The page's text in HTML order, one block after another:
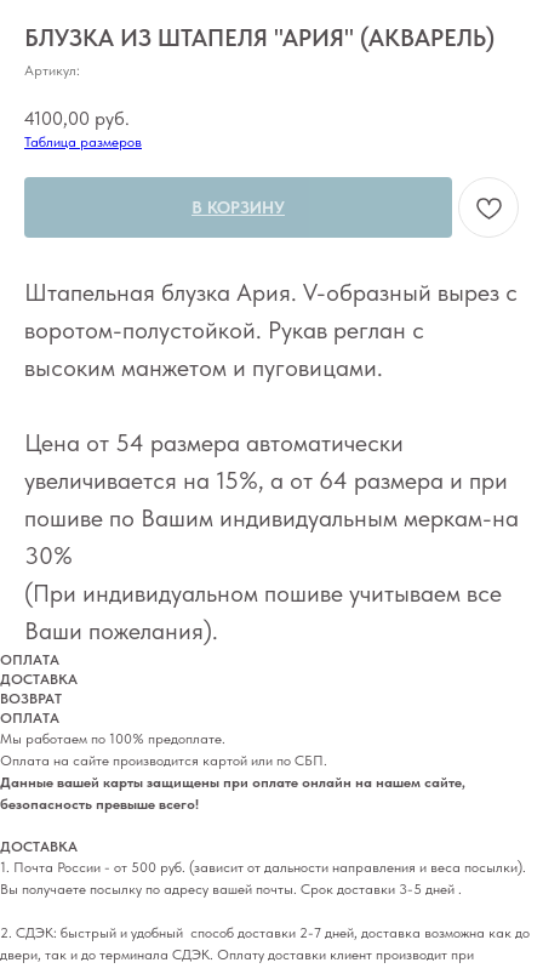
БЛУЗКА ИЗ ШТАПЕЛЯ "АРИЯ" (АКВАРЕЛЬ)
Артикул:
4100,00 руб.
Таблица размеров
В КОРЗИНУ
Штапельная блузка Ария. V-образный вырез с
воротом-полустойкой. Рукав реглан с
высоким манжетом и пуговицами.
Цена от 54 размера автоматически
увеличивается на 15%, а от 64 размера и при
пошиве по Вашим индивидуальным меркам-на
30%
(При индивидуальном пошиве учитываем все
Ваши пожелания).
ОПЛАТА
ДОСТАВКА
ВОЗВРАТ
ОПЛАТА
Мы работаем по 100% предоплате.
Оплата на сайте производится картой или по СБП.
Данные вашей карты защищены при оплате онлайн на нашем сайте,
безопасность превыше всего!
ДОСТАВКА
1. Почта России - от 500 руб. (зависит от дальности направления и веса посылки).
Вы получаете посылку по адресу вашей почты. Срок доставки 3-5 дней .
2. СДЭК: быстрый и удобный способ доставки 2-7 дней, доставка возможна как до
двери, так и до терминала СДЭК. Оплату доставки клиент производит при